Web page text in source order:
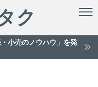
ク
小売のノウハウ」を発